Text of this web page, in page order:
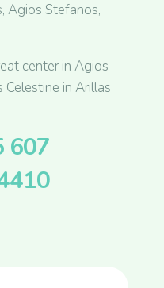
Agios Stefanos,
center in Agios
in Arillas
607